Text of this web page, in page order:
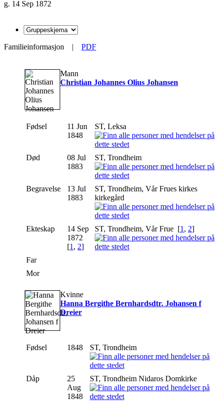
g. 14 Sep 1872
Familieinformasjon | PDF
Mann
Christian Johannes Olius Johansen
Fødsel
11 Jun
1848
ST, Leksa
Død
08 Jul
1883
ST, Trondheim
Begravelse
13 Jul
1883
ST, Trondheim, Vår Frues kirkes
kirkegård
Ekteskap
14 Sep
1872
[1, 2]
ST, Trondheim, Vår Frue [1, 2]
Far
Mor
Kvinne
Hanna Bergithe Bernhardsdtr. Johansen f
Dreier
Fødsel 1848 ST, Trondheim
Dåp
25
Aug
1848
ST, Trondheim Nidaros Domkirke